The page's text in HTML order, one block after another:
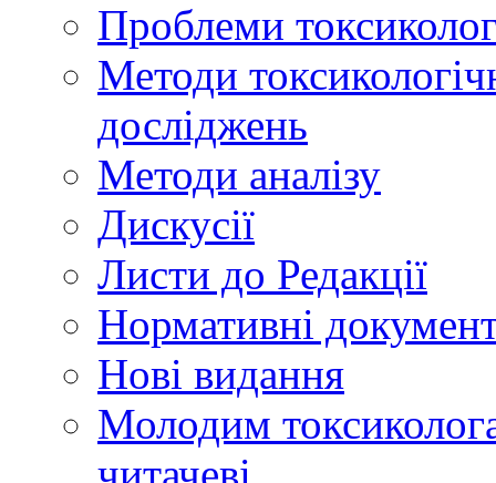
Проблеми
Методи
досліджень
Методи аналізу
Дискусії
Листи до Редакції
Нормативні
Нові видання
Молодим